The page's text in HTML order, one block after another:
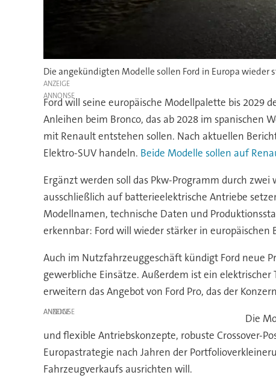
Die angekündigten Modelle sollen Ford in Europa
ANZEIGE
Ford will seine europäische Modellpalette bis 2029
Anleihen beim Bronco, das ab 2028 im spanischen
mit Renault entstehen sollen. Nach aktuellen
Elektro-SUV handeln. Beide Modelle sollen auf
Ergänzt werden soll das Pkw-Programm durch
ausschließlich auf batterieelektrische Antriebe
Modellnamen, technische Daten und
erkennbar: Ford will wieder stärker in europäischen
Auch im Nutzfahrzeuggeschäft kündigt Ford neue
gewerbliche Einsätze. Außerdem ist ein
erweitern das Angebot von Ford Pro, das der
ANZEIGE
Die
und flexible Antriebskonzepte, robuste Crossover-
Europastrategie nach Jahren der
Fahrzeugverkaufs ausrichten will.